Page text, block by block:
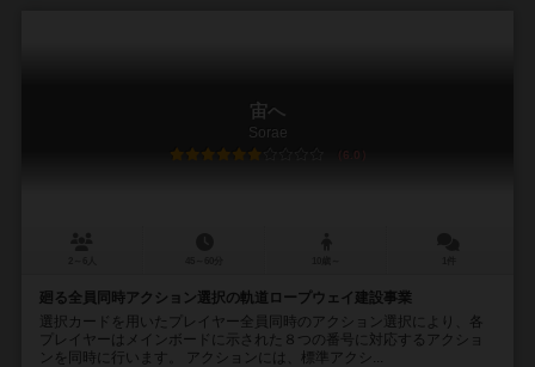
宙へ
Sorae
6.0
廻る全員同時アクション選択の軌道ロープウェイ建設事業
選択カードを用いたプレイヤー全員同時のアクション選択により、各
プレイヤーはメインボードに示された８つの番号に対応するアクショ
ンを同時に行います。 アクションには、標準アクシ...